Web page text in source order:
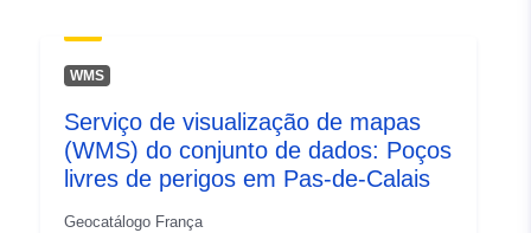
Tipo:
Recurso:
http://inspire.ec.europa.eu/
codelist/ResourceType/services
WMS
Serviço de visualização de mapas
(WMS) do conjunto de dados: Poços
livres de perigos em Pas-de-Calais
Geocatálogo França